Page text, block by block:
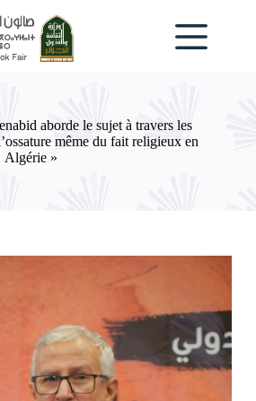
aborde le sujet à travers les
même du fait religieux en
Algérie »